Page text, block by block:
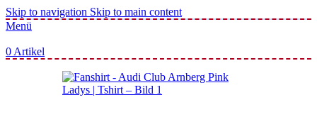
Skip to navigation Skip to main content
Menü
0 Artikel